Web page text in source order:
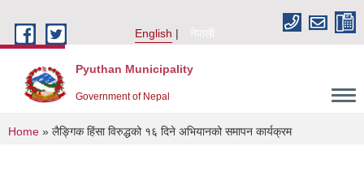
English
नेपाली
Pyuthan Municipality
Government of Nepal
You are here
Home » लैङ्गिक हिंसा विरुद्धको १६ दिने अभियानको समापन कार्यक्रम